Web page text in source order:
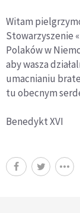
Witam
Stowarzyszenie
Polaków w
aby wasza
umacnianiu
tu obecnym
Benedykt XVI